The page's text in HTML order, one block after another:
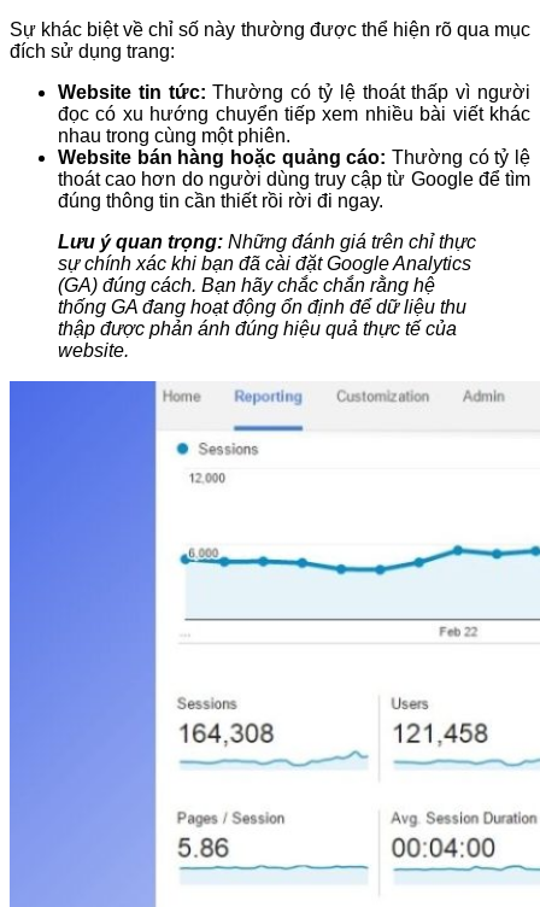
Sự khác biệt về chỉ số này thường được thể hiện rõ qua mục
đích sử dụng trang:
Website tin tức: Thường có tỷ lệ thoát thấp vì người
đọc có xu hướng chuyển tiếp xem nhiều bài viết khác
nhau trong cùng một phiên.
Website bán hàng hoặc quảng cáo: Thường có tỷ lệ
thoát cao hơn do người dùng truy cập từ Google để tìm
đúng thông tin cần thiết rồi rời đi ngay.
Lưu ý quan trọng: Những đánh giá trên chỉ thực
sự chính xác khi bạn đã cài đặt Google Analytics
(GA) đúng cách. Bạn hãy chắc chắn rằng hệ
thống GA đang hoạt động ổn định để dữ liệu thu
thập được phản ánh đúng hiệu quả thực tế của
website.